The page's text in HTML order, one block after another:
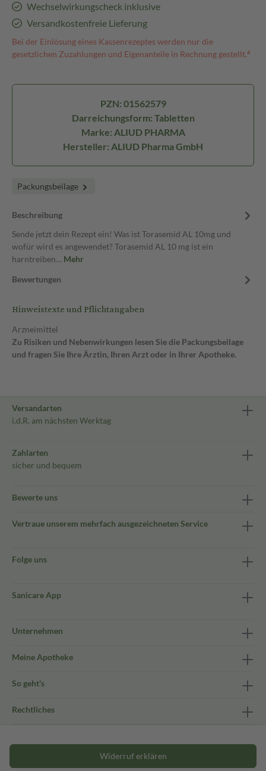
Wechselwirkungscheck inklusive
Versandkostenfreie Lieferung
Bei der Einlösung eines Kassenrezeptes werden nur die
gesetzlichen Zuzahlungen und Eigenanteile in Rechnung gestellt.⁴
PZN: 01562579
Darreichungsform: Tabletten
Marke: ALIUD PHARMA
Hersteller: ALIUD Pharma GmbH
Packungsbeilage
Beschreibung
Sende jetzt dein Rezept ein! Was ist Torasemid AL 10mg und
wofür wird es angewendet? Torasemid AL 10 mg ist ein
harntreiben… Mehr
Bewertungen
Hinweistexte und Pflichtangaben
Arzneimittel
Zu Risiken und Nebenwirkungen lesen Sie die Packungsbeilage
und fragen Sie Ihre Ärztin, Ihren Arzt oder in Ihrer Apotheke.
Versandarten
i.d.R. am nächsten Werktag
Zahlarten
sicher und bequem
Bewerte uns
Vertraue unserem mehrfach ausgezeichneten Service
Folge uns
Sanicare App
Unternehmen
Meine Apotheke
So geht's
Rechtliches
Widerruf erklären